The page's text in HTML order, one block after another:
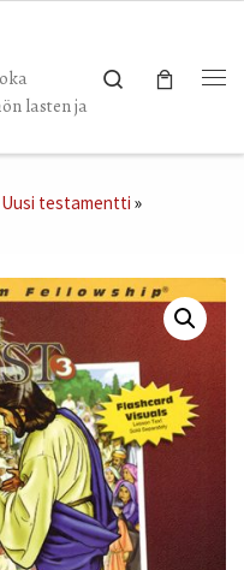
lasten ja
Search
Uusi testamentti »